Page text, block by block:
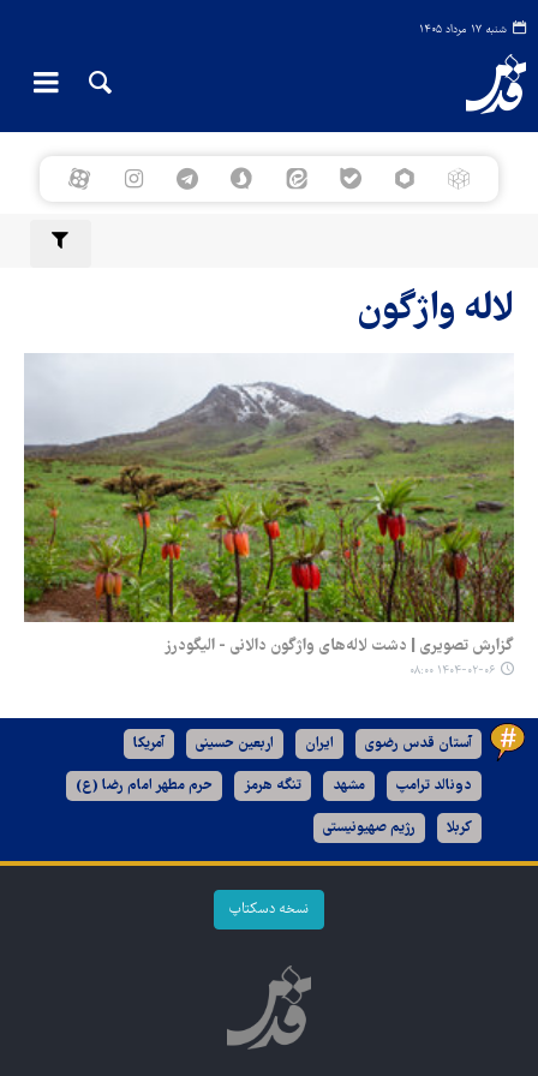
شنبه ۱۷ مرداد ۱۴۰۵
لاله واژگون
گزارش تصویری | دشت لاله‌های واژگون دالانی - الیگودرز
۱۴۰۴-۰۲-۰۶ ۰۸:۰۰
آستان قدس رضوی ایران اربعین حسینی آمریکا
دونالد ترامپ مشهد تنگه هرمز حرم مطهر امام رضا (ع)
کربلا رژیم صهیونیستی
نسخه دسکتاپ